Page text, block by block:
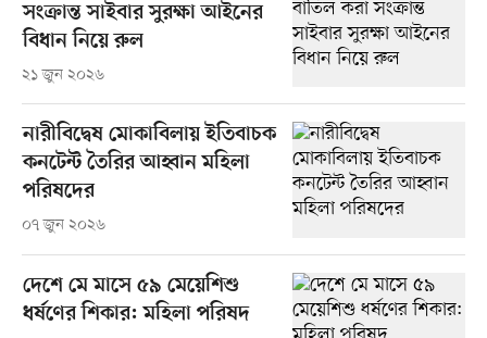
সংক্রান্ত সাইবার সুরক্ষা আইনের
বিধান নিয়ে রুল
২১ জুন ২০২৬
নারীবিদ্বেষ মোকাবিলায় ইতিবাচক
কনটেন্ট তৈরির আহ্বান মহিলা
পরিষদের
০৭ জুন ২০২৬
দেশে মে মাসে ৫৯ মেয়েশিশু
ধর্ষণের শিকার: মহিলা পরিষদ